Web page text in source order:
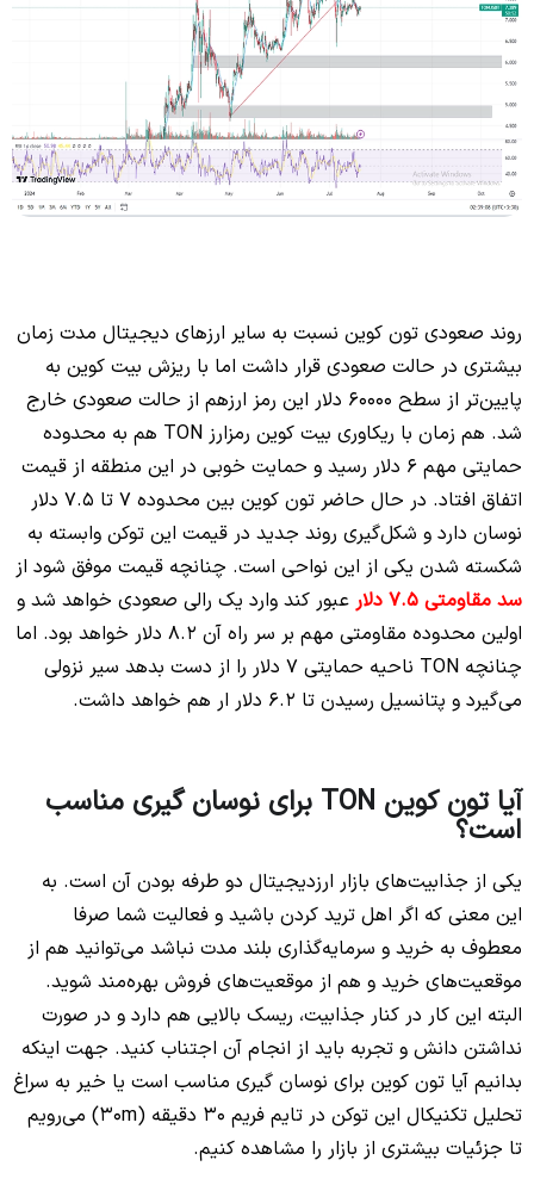
روند صعودی تون کوین نسبت به سایر ارزهای دیجیتال مدت زمان
بیشتری در حالت صعودی قرار داشت اما با ریزش بیت کوین به
پایین‌تر از سطح 60000 دلار این رمز ارزهم از حالت صعودی خارج
شد. هم زمان با ریکاوری بیت کوین رمزارز TON هم به محدوده
حمایتی مهم 6 دلار رسید و حمایت خوبی در این منطقه از قیمت
اتفاق افتاد. در حال حاضر تون کوین بین محدوده 7 تا 7.5 دلار
نوسان دارد و شکل‌گیری روند جدید در قیمت این توکن وابسته به
شکسته شدن یکی از این نواحی است. چنانچه قیمت موفق شود از
سد مقاومتی 7.5 دلار
عبور کند وارد یک رالی صعودی خواهد شد و
اولین محدوده مقاومتی مهم بر سر راه آن 8.2 دلار خواهد بود. اما
چنانچه TON ناحیه حمایتی 7 دلار را از دست بدهد سیر نزولی
می‌گیرد و پتانسیل رسیدن تا 6.2 دلار ار هم خواهد داشت.
آیا تون کوین TON‌ برای نوسان گیری مناسب
است؟
یکی از جذابیت‌های بازار ارزدیجیتال دو طرفه بودن آن است. به
این معنی که اگر اهل ترید کردن باشید و فعالیت شما صرفا
معطوف به خرید و سرمایه‌گذاری بلند مدت نباشد می‌توانید هم از
موقعیت‌های خرید و هم از موقعیت‌های فروش بهره‌مند شوید.
البته این کار در کنار جذابیت، ریسک بالایی هم دارد و در صورت
نداشتن دانش و تجربه باید از انجام آن اجتناب کنید. جهت اینکه
بدانیم آیا تون کوین برای نوسان گیری مناسب است یا خیر به سراغ
تحلیل تکنیکال این توکن در تایم فریم 30 دقیقه (30m) می‌رویم
تا جزئیات بیشتری از بازار را مشاهده کنیم.